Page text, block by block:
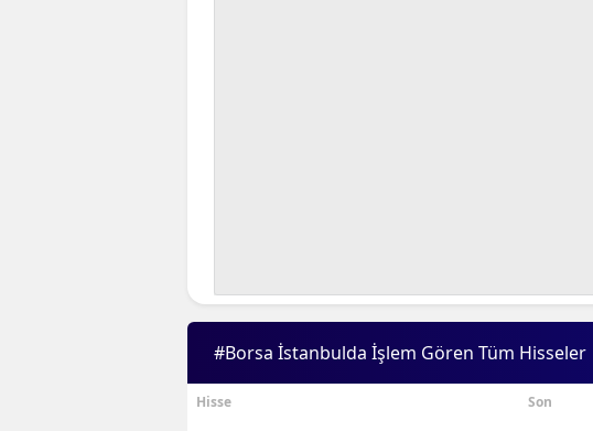
#Borsa İstanbulda İşlem Gören Tüm Hisseler
Hisse Son